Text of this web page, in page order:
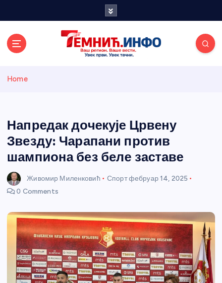
и портал
Home
Напредак дочекује Црвену
Звезду: Чарапани против
шампиона без беле заставе
Живомир Миленковић Спортфебруар 14, 2025
0 Comments